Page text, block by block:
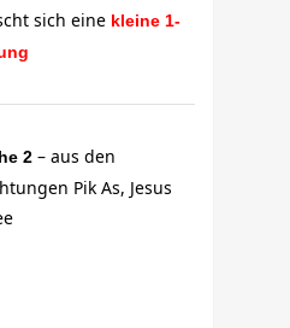
sich eine kleine 1-
2– aus den
Pik As, Jesus